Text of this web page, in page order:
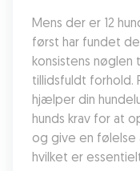
Mens der er 12
først har fundet
konsistens
tillidsfuldt forhold.
hjælper din
hunds krav for at
og give en
hvilket er